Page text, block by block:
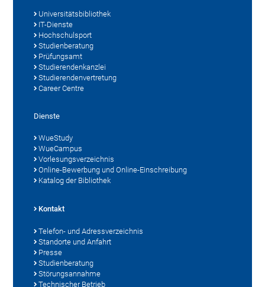
Universitätsbibliothek
IT-Dienste
Hochschulsport
Studienberatung
Prüfungsamt
Studierendenkanzlei
Studierendenvertretung
Career Centre
Dienste
WueStudy
WueCampus
Vorlesungsverzeichnis
Online-Bewerbung und Online-Einschreibung
Katalog der Bibliothek
Kontakt
Telefon- und Adressverzeichnis
Standorte und Anfahrt
Presse
Studienberatung
Störungsannahme
Technischer Betrieb